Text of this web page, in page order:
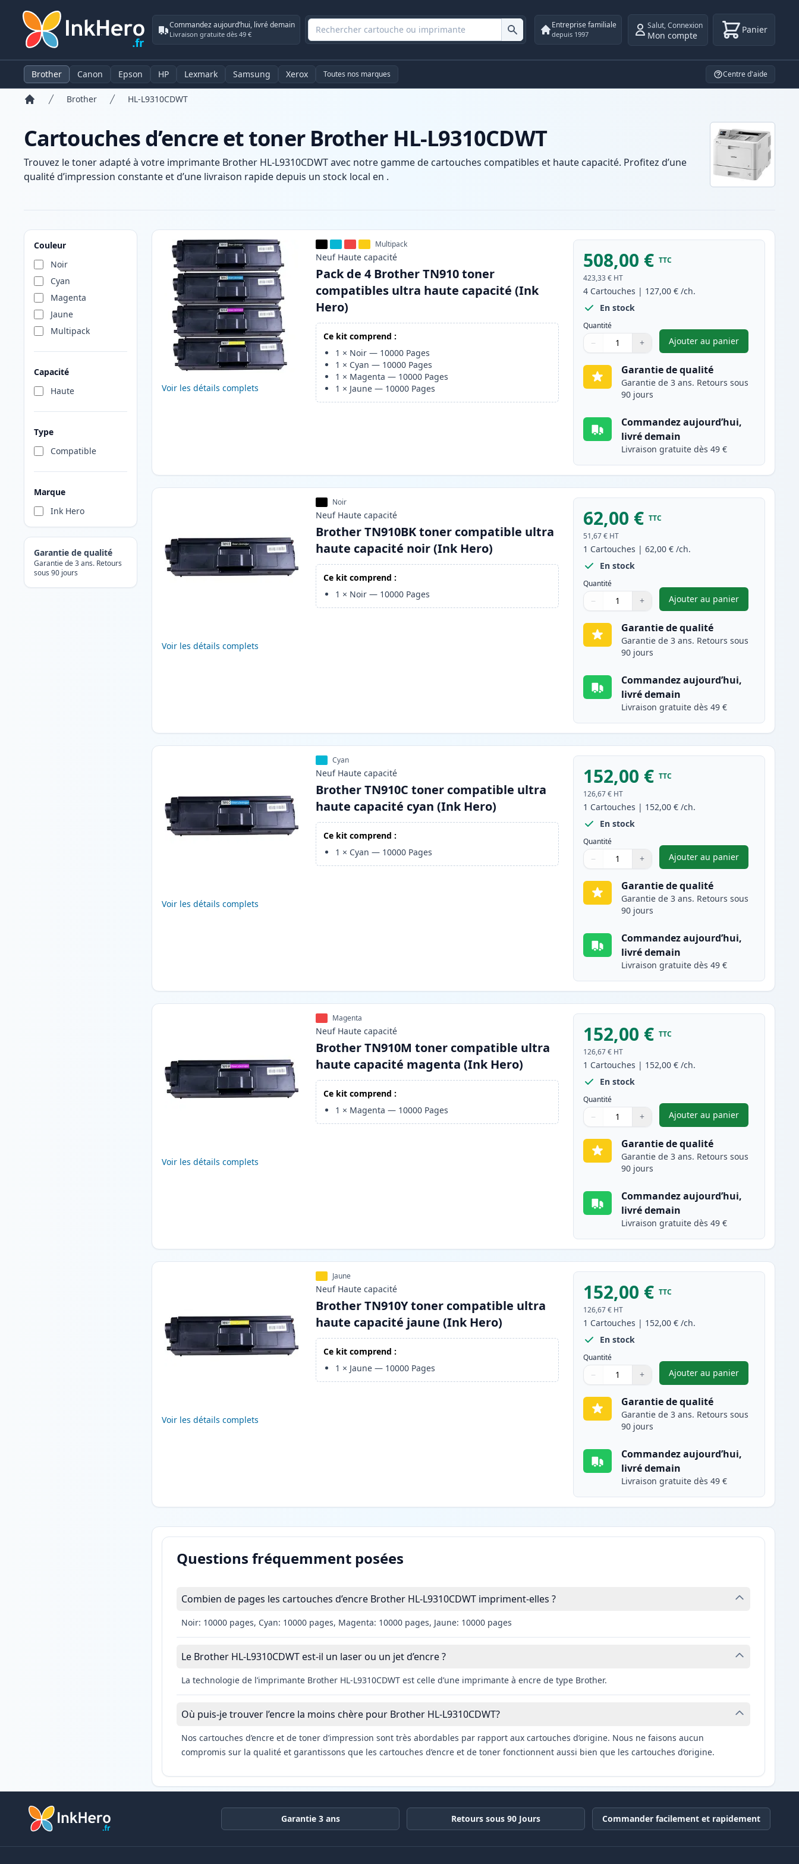
Commandez aujourd’hui, livré demain
Livraison gratuite dès 49 €
Entreprise familiale
depuis 1997
Salut,Connexion
Mon compte Panier
Brother Canon Epson HP Lexmark Samsung Xerox Toutes nos marques Centre d'aide
Brother HL-L9310CDWT
Cartouches d’encre et toner Brother HL-L9310CDWT
Trouvez le toner adapté à votre imprimante Brother HL-L9310CDWT avec notre gamme de cartouches compatibles et haute capacité. Profitez d’une
qualité d’impression constante et d’une livraison rapide depuis un stock local en .
Couleur
Noir
Cyan
Magenta
Jaune
Multipack
Capacité
Haute
Type
Compatible
Marque
Ink Hero
Garantie de qualité
Garantie de 3 ans. Retours
sous 90 jours
Produits
Voir les détails complets
Multipack
Neuf Haute capacité
Pack de 4 Brother TN910 toner
compatibles ultra haute capacité (Ink
Hero)
Ce kit comprend :
1 × Noir — 10000 Pages
1 × Cyan — 10000 Pages
1 × Magenta — 10000 Pages
1 × Jaune — 10000 Pages
508,00 € TTC
423,33 € HT
4 Cartouches | 127,00 € /ch.
En stock
Quantité
Quantité
Utilisez les boutons pour ajuster
− +
Quantité
Ajouter au panier
,Pack de 4 Brother
Garantie de qualité
Garantie de 3 ans. Retours sous
90 jours
Commandez aujourd’hui,
livré demain
Livraison gratuite dès 49 €
Voir les détails complets
Noir
Neuf Haute capacité
Brother TN910BK toner compatible ultra
haute capacité noir (Ink Hero)
Ce kit comprend :
1 × Noir — 10000 Pages
62,00 € TTC
51,67 € HT
1 Cartouches |62,00 € /ch.
En stock
Quantité
Quantité
Utilisez les boutons pour ajuster
− +
Quantité
Ajouter au panier
,Brother TN910BK
Garantie de qualité
Garantie de 3 ans. Retours sous
90 jours
Commandez aujourd’hui,
livré demain
Livraison gratuite dès 49 €
Voir les détails complets
Cyan
Neuf Haute capacité
Brother TN910C toner compatible ultra
haute capacité cyan (Ink Hero)
Ce kit comprend :
1 × Cyan — 10000 Pages
152,00 € TTC
126,67 € HT
1 Cartouches | 152,00 € /ch.
En stock
Quantité
Quantité
Utilisez les boutons pour ajuster
− +
Quantité
Ajouter au panier
,Brother TN910C
Garantie de qualité
Garantie de 3 ans. Retours sous
90 jours
Commandez aujourd’hui,
livré demain
Livraison gratuite dès 49 €
Voir les détails complets
Magenta
Neuf Haute capacité
Brother TN910M toner compatible ultra
haute capacité magenta (Ink Hero)
Ce kit comprend :
1 × Magenta — 10000 Pages
152,00 € TTC
126,67 € HT
1 Cartouches | 152,00 € /ch.
En stock
Quantité
Quantité
Utilisez les boutons pour ajuster
− +
Quantité
Ajouter au panier
,Brother TN910M
Garantie de qualité
Garantie de 3 ans. Retours sous
90 jours
Commandez aujourd’hui,
livré demain
Livraison gratuite dès 49 €
Voir les détails complets
Jaune
Neuf Haute capacité
Brother TN910Y toner compatible ultra
haute capacité jaune (Ink Hero)
Ce kit comprend :
1 × Jaune — 10000 Pages
152,00 € TTC
126,67 € HT
1 Cartouches | 152,00 € /ch.
En stock
Quantité
Quantité
Utilisez les boutons pour ajuster
− +
Quantité
Ajouter au panier
,Brother TN910Y
Garantie de qualité
Garantie de 3 ans. Retours sous
90 jours
Commandez aujourd’hui,
livré demain
Livraison gratuite dès 49 €
Questions fréquemment posées
Combien de pages les cartouches d’encre Brother HL-L9310CDWT impriment-elles ?
Noir: 10000 pages, Cyan: 10000 pages, Magenta: 10000 pages, Jaune: 10000 pages
Le Brother HL-L9310CDWT est-il un laser ou un jet d’encre ?
La technologie de l’imprimante Brother HL-L9310CDWT est celle d’une imprimante à encre de type Brother.
Où puis-je trouver l’encre la moins chère pour Brother HL-L9310CDWT?
Nos cartouches d’encre et de toner d’impression sont très abordables par rapport aux cartouches d’origine. Nous ne faisons aucun
compromis sur la qualité et garantissons que les cartouches d’encre et de toner fonctionnent aussi bien que les cartouches d’origine.
Garantie 3 ans Retours sous 90 Jours Commander facilement et rapidement